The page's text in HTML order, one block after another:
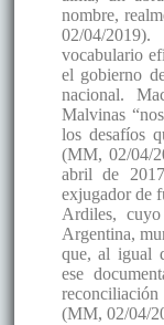
nombre,
02/04/
vocabulario
el gobierno
nacional.
Malvinas
los desafíos
(MM, 02/04/
abril de
exjugador de
Ardiles,
Argentina,
que, al igual
ese
(MM, 02/04/